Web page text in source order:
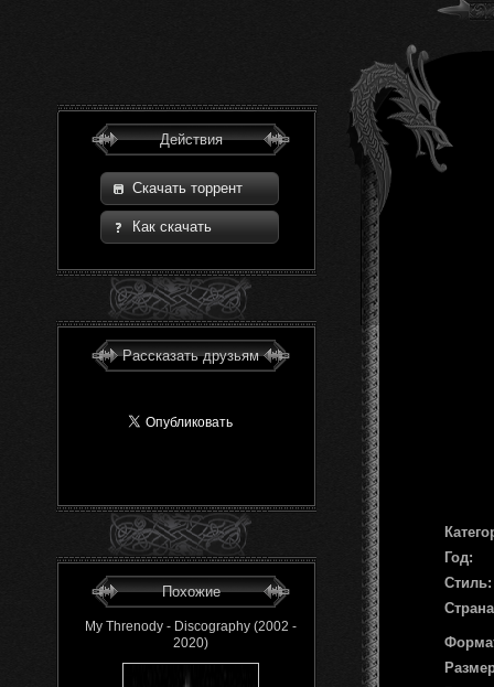
Действия
Скачать торрент
Как скачать
Рассказать друзьям
Похожие
My Threnody - Discography (2002 -
2020)
Год:
Стиль: